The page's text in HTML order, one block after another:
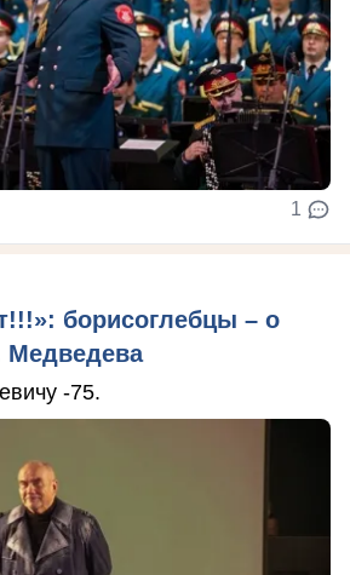
1
борисоглебцы – о
Медведева
-75.